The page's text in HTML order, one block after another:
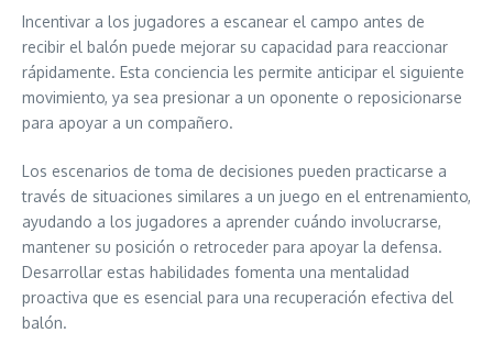
Incentivar a los jugadores a escanear el campo antes de
recibir el balón puede mejorar su capacidad para reaccionar
rápidamente. Esta conciencia les permite anticipar el siguiente
movimiento, ya sea presionar a un oponente o reposicionarse
para apoyar a un compañero.
Los escenarios de toma de decisiones pueden practicarse a
través de situaciones similares a un juego en el entrenamiento,
ayudando a los jugadores a aprender cuándo involucrarse,
mantener su posición o retroceder para apoyar la defensa.
Desarrollar estas habilidades fomenta una mentalidad
proactiva que es esencial para una recuperación efectiva del
balón.